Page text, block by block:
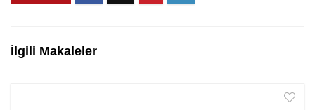
İlgili Makaleler